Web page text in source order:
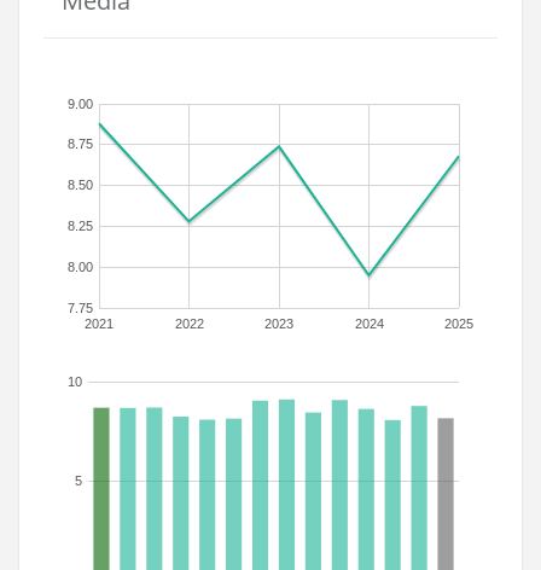
2021 2022 2023 2024 2025
7.75
8.00
8.25
8.50
8.75
9.00
5
10